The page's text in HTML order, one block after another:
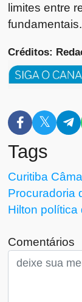
limites entre
fundamentais.
Créditos:
Tags
Curitiba
Procuradoria
Hilton política
Comentários